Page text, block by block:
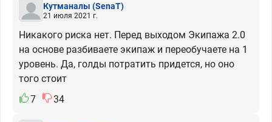
Кутманалы (SenaT)
21 июля 2021 г.
Никакого риска нет. Перед выходом Экипажа 2.0
на основе разбиваете экипаж и переобучаете на 1
уровень. Да, голды потратить придется, но оно
того стоит
7
34